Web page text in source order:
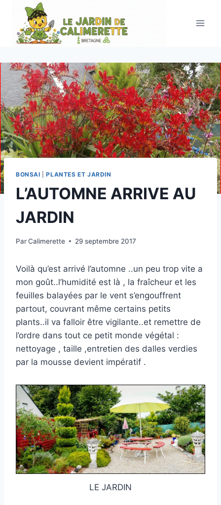
contenu
BONSAI |PLANTES ET JARDIN
L’AUTOMNE ARRIVE AU
JARDIN
ParCalimerette 29 septembre 2017
Voilà qu’est arrivé l’automne ..un peu trop vite a
mon goût..l’humidité est là , la fraîcheur et les
feuilles balayées par le vent s’engouffrent
partout, couvrant même certains petits
plants..il va falloir être vigilante..et remettre de
l’ordre dans tout ce petit monde végétal :
nettoyage , taille ,entretien des dalles verdies
par la mousse devient impératif .
LE JARDIN